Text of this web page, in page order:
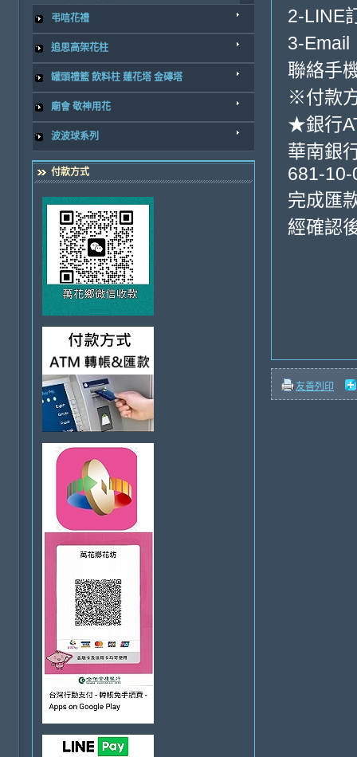
弔唁花禮
追思高架花柱
罐頭禮籃 飲料柱 蓮花塔 金磚塔
廟會 敬神用花
波波球系列
付款方式
2-LINE
3-Email
聯絡手
※付款
★銀行
華南銀
681-
完成匯
經確認
友善列印